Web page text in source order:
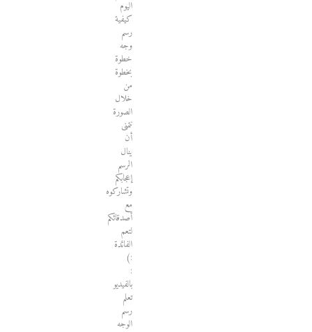
اليوم
كيفية
رسم
وجه
خطوة
بخطوة
من
خلال
الصورة
نتمنى
أن
ينال
الرسم
إعجابكم
وتشاركوه
مع
أصدقائكم
لتعم
الفائدة
:)
:
بالفيديو
تعلم
رسم
الوجه